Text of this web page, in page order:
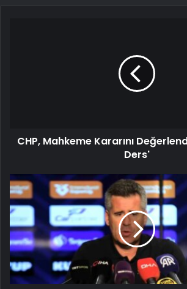
CHP, Mahkeme Kararını
Ders'